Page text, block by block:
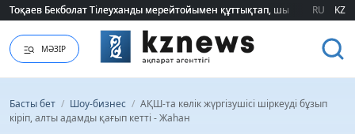
Тоқаев Бекболат Тілеуханды мерейтойымен құттықтап, шығармашылық
Тоқаев Бекболат Тілеуханды мерейтойымен құттықтап, шығармашылық
RU KZ
МӘЗІР
Басты бет / Шоу-бизнес / АҚШ-та көлік жүргізушісі шіркеуді бұзып
кіріп, алты адамды қағып кетті - Жаһан